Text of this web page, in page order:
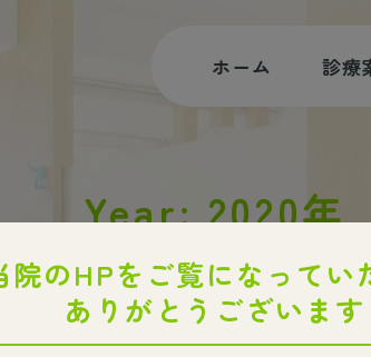
ホーム 診療
根管治療
審美治療・ホワ
Year: 2020年
HOME 2020